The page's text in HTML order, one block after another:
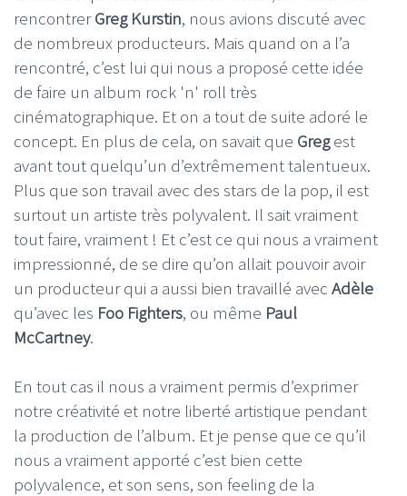
rencontrerGreg Kurstin, nous avions discuté avec
de nombreux producteurs. Mais quand on a l’a
rencontré, c’est lui qui nous a proposé cette idée
de faire un album rock 'n' roll très
cinématographique. Et on a tout de suite adoré le
concept. En plus de cela, on savait que Gregest
avant tout quelqu’un d’extrêmement talentueux.
Plus que son travail avec des stars de la pop, il est
surtout un artiste très polyvalent. Il sait vraiment
tout faire, vraiment ! Et c’est ce qui nous a vraiment
impressionné, de se dire qu’on allait pouvoir avoir
un producteur qui a aussi bien travaillé avec Adèle
qu’avec les Foo Fighters, ou même Paul
McCartney.
En tout cas il nous a vraiment permis d’exprimer
notre créativité et notre liberté artistique pendant
la production de l’album. Et je pense que ce qu’il
nous a vraiment apporté c’est bien cette
polyvalence, et son sens, son feeling de la